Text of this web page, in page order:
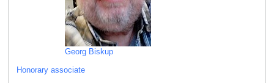
Georg Biskup
Honorary associate